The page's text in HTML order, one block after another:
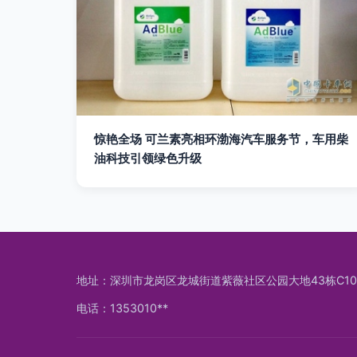
惊艳全场 可兰素亮相环渤海汽车服务节，车用柴
油科技引领绿色升级
地址：深圳市龙岗区龙城街道紫薇社区公园大地43栋
电话：1353010**